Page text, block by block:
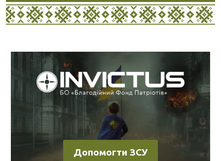
Допомогти ЗСУ